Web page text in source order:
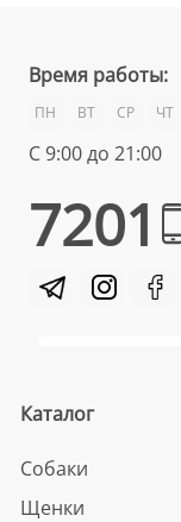
Время работы:
ПН ВТ СР ЧТ
С 9:00 до 21:00
7201
Каталог
Собаки
Щенки